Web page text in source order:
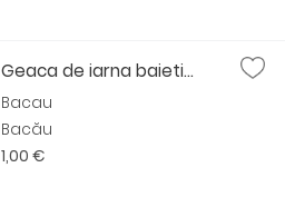
Geaca de iarna baieti...
Bacau
Bacău
1,00 €